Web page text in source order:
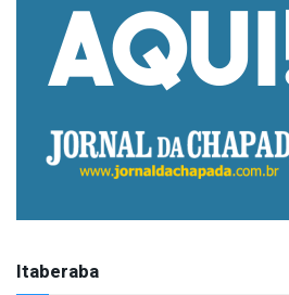
Itaberaba